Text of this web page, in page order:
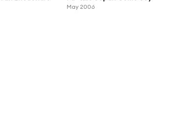
May 2006